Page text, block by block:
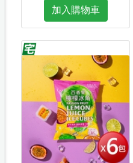
加入購物車